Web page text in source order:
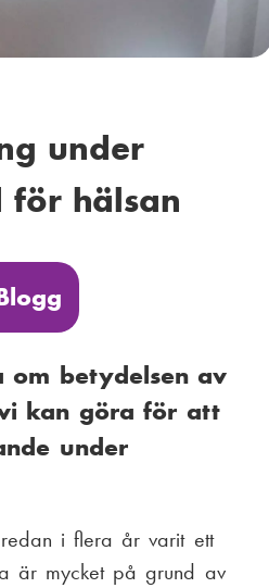
under
hälsan
betydelsen av
kan göra för att
under
redan i flera år varit ett
är mycket på grund av